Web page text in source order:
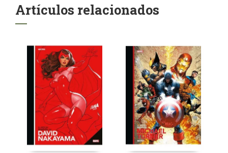
Artículos relacionados